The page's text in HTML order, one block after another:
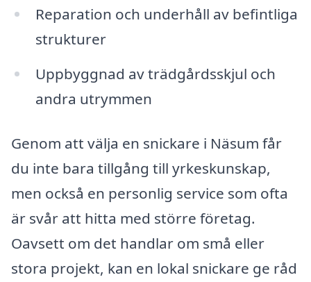
Reparation och underhåll av befintliga
strukturer
Uppbyggnad av trädgårdsskjul och
andra utrymmen
Genom att välja en snickare i Näsum får
du inte bara tillgång till yrkeskunskap,
men också en personlig service som ofta
är svår att hitta med större företag.
Oavsett om det handlar om små eller
stora projekt, kan en lokal snickare ge råd